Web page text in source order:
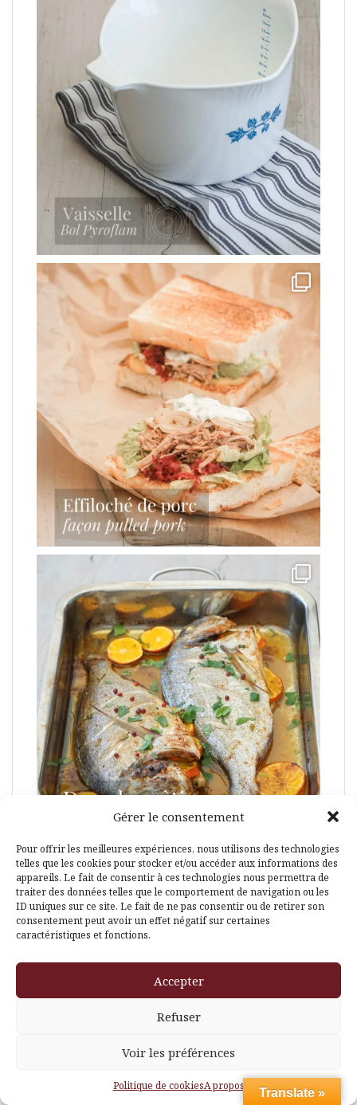
Gérer le consentement
Pour offrir les meilleures expériences, nous utilisons des technologies
telles que les cookies pour stocker et/ou accéder aux informations des
appareils. Le fait de consentir à ces technologies nous permettra de
traiter des données telles que le comportement de navigation ou les
ID uniques sur ce site. Le fait de ne pas consentir ou de retirer son
consentement peut avoir un effet négatif sur certaines
caractéristiques et fonctions.
Accepter
Refuser
Voir les préférences
Politique de cookiesA propos
Translate »